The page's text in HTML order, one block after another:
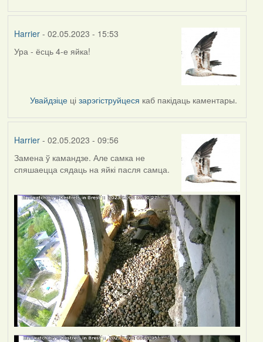
Harrier- 02.05.2023 - 15:53
Ура - ёсць 4-е яйка!
Увайдзіце цізарэгіструйцеся каб пакідаць каментары.
Harrier- 02.05.2023 - 09:56
Замена ў камандзе. Але самка не
спяшаецца сядаць на яйкі пасля самца.